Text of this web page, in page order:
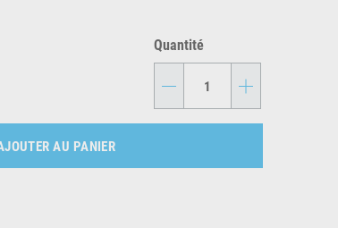
Quantité
- +
AU PANIER